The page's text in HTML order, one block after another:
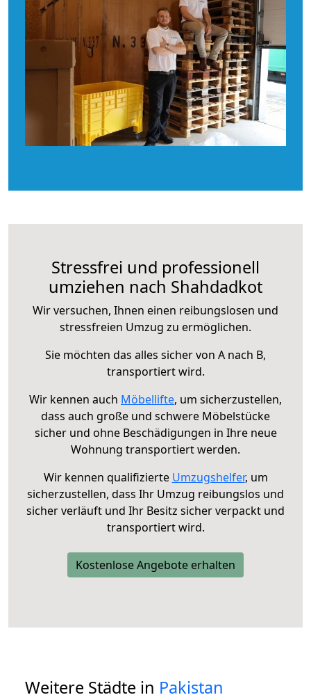
Stressfrei und professionell
umziehen nach Shahdadkot
Wir versuchen, Ihnen einen reibungslosen und
stressfreien Umzug zu ermöglichen.
Sie möchten das alles sicher von A nach B,
transportiert wird.
Wir kennen auch Möbellifte, um sicherzustellen,
dass auch große und schwere Möbelstücke
sicher und ohne Beschädigungen in Ihre neue
Wohnung transportiert werden.
Wir kennen qualifizierte Umzugshelfer, um
sicherzustellen, dass Ihr Umzug reibungslos und
sicher verläuft und Ihr Besitz sicher verpackt und
transportiert wird.
Kostenlose Angebote erhalten
Weitere Städte in Pakistan